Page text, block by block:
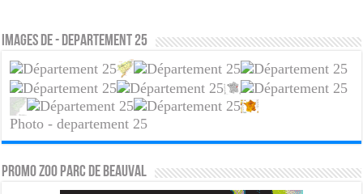
Images de - departement 25
Photo - departement 25
PROMO ZOO PARC DE BEAUVAL